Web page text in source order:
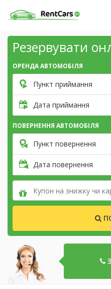
Резервувати
ОРЕНДА АВТОМОБІЛЯ
Пункт приймання
Дата приймання
ПОВЕРНЕННЯ АВТОМОБІЛЯ
Пункт повернення
Дата повернення